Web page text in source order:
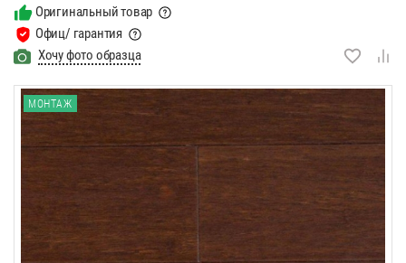
Оригинальный товар
Офиц/ гарантия
Хочу фото образца
МОНТАЖ